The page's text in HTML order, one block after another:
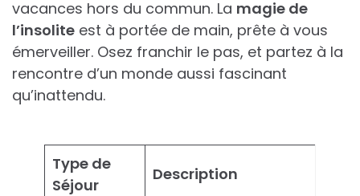
vacances hors du commun. La magie de
l’insolite est à portée de main, prête à vous
émerveiller. Osez franchir le pas, et partez à la
rencontre d’un monde aussi fascinant
qu’inattendu.
Type de
Séjour
Description